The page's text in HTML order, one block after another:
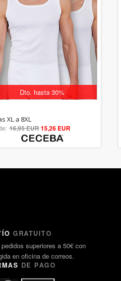
Dto. hasta 30%
5.00
out of 5
XL a 8XL
16,95 EUR15,26 EUR
GRATUITO
pedidos superiores a 50€ con
en oficina de correos.
DE PAGO